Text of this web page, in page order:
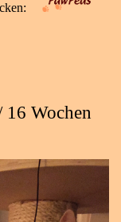
16 Wochen